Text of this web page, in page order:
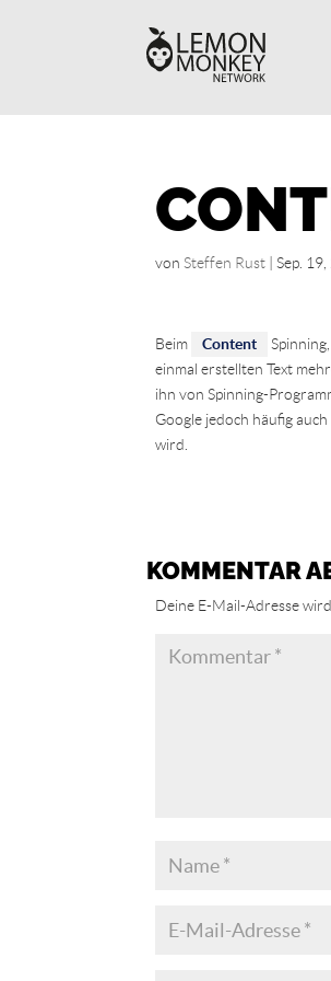
vonSteffen Rust |Sep.
Beim Content
einmal erstellten Text
ihn von Spinning-
Google jedoch häufig auch
wird.
KOMMENTAR
Deine E-Mail-Adresse